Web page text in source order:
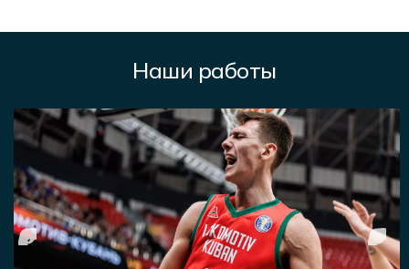
Наши работы